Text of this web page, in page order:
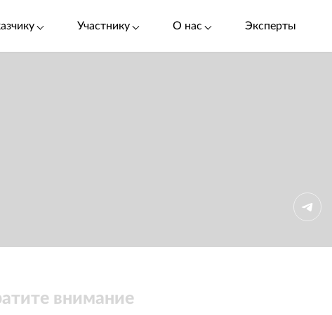
Участнику О нас Эксперты
внимание